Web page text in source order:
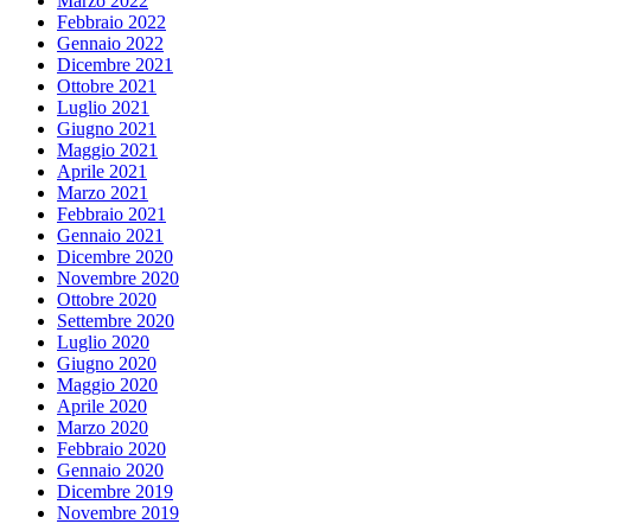
Febbraio 2022
Gennaio 2022
Dicembre 2021
Ottobre 2021
Luglio 2021
Giugno 2021
Maggio 2021
Aprile 2021
Marzo 2021
Febbraio 2021
Gennaio 2021
Dicembre 2020
Novembre 2020
Ottobre 2020
Settembre 2020
Luglio 2020
Giugno 2020
Maggio 2020
Aprile 2020
Marzo 2020
Febbraio 2020
Gennaio 2020
Dicembre 2019
Novembre 2019